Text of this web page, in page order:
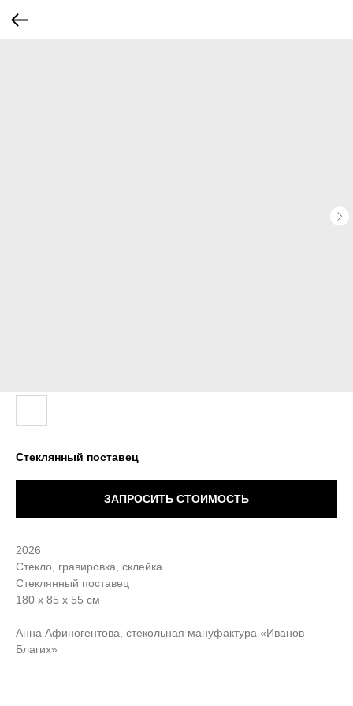
Стеклянный поставец
ЗАПРОСИТЬ СТОИМОСТЬ
2026
Стекло, гравировка, склейка
Стеклянный поставец
180 х 85 х 55 см
Анна Афиногентова, стекольная мануфактура «Иванов
Благих»